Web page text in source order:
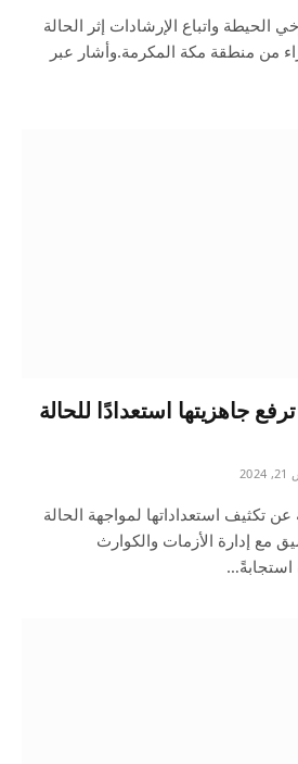
الحيطة واتباع الإرشادات إثر الحالة
من منطقة مكة المكرمة.وأشار عبر
جاهزيتها استعدادًا للحالة
تكثيف استعداداتها لمواجهة الحالة
مع إدارة الأزمات والكوارث
استجابةً…